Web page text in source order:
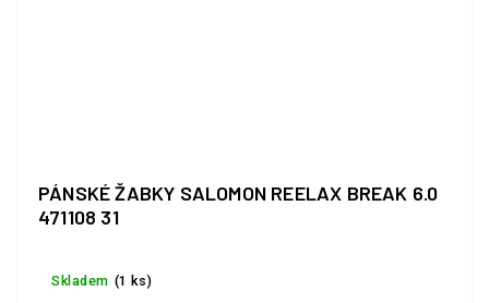
PÁNSKÉ ŽABKY SALOMON REELAX BREAK 6.0
471108 31
Skladem (1 ks)